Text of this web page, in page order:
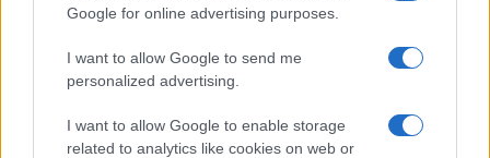
Google for online advertising purposes.
I want to allow Google to send me
personalized advertising.
I want to allow Google to enable storage
related to analytics like cookies on web or